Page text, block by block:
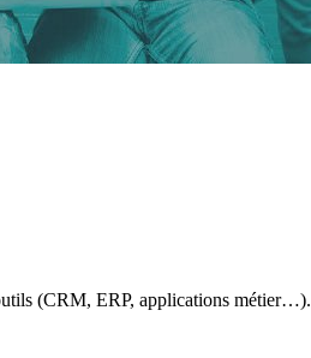
(CRM, ERP, applications métier…).